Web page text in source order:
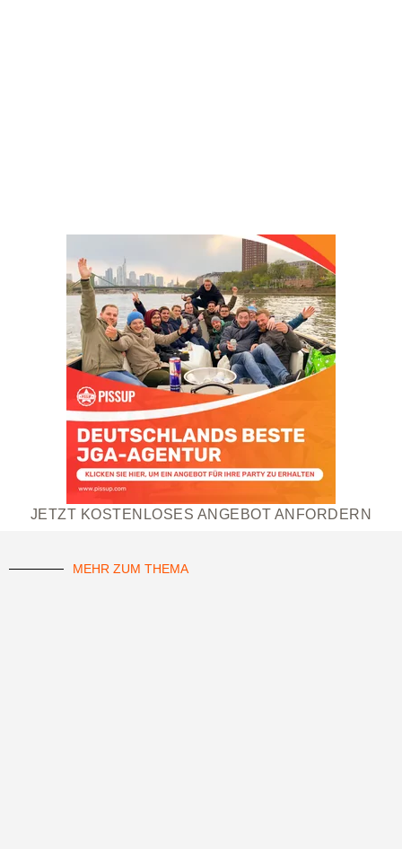
JETZT KOSTENLOSES ANGEBOT ANFORDERN
MEHR ZUM THEMA